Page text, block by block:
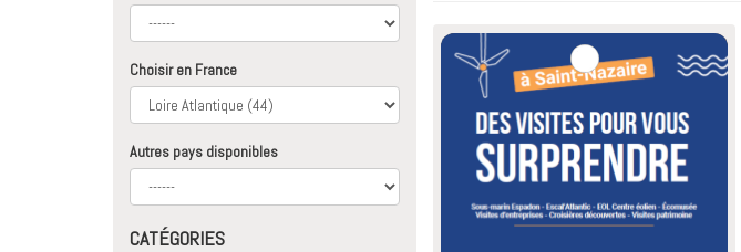
Choisir en France
Autres pays disponibles
CATÉGORIES